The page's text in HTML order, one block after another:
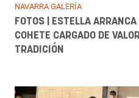
NAVARRA GALERÍA
FOTOS | ESTELLA
COHETE CARGADO DE
TRADICIÓN